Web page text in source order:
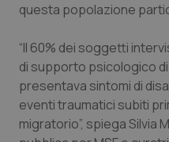
Liguria
Lombardia
Marche
Molise
Disturbi dell’umore
Dolore
Donna & Salute
Epatiti
questa popolazione
“Il 60% dei soggetti
di supporto psicologico di
presentava sintomi di
eventi traumatici subiti
migratorio”, spiega Silvia